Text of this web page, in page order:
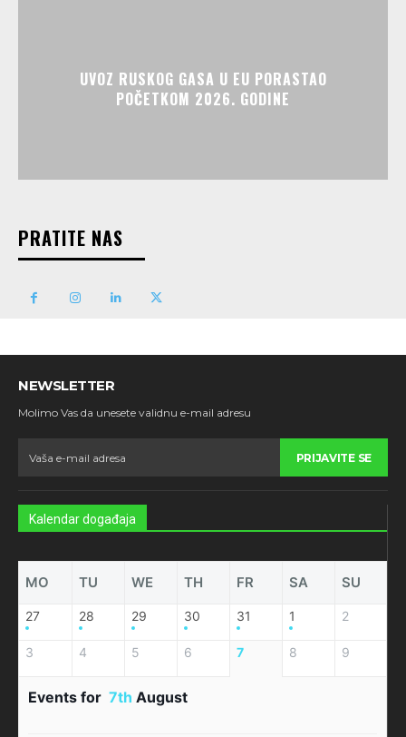
UVOZ RUSKOG GASA U EU PORASTAO
POČETKOM 2026. GODINE
PRATITE NAS
NEWSLETTER
Molimo Vas da unesete validnu e-mail adresu
PRIJAVITE SE
Kalendar događaja
MO TU WE TH FR SA SU
27 28 29 30 31 1 2
3 4 5 6 7 8 9
Events for 7th August